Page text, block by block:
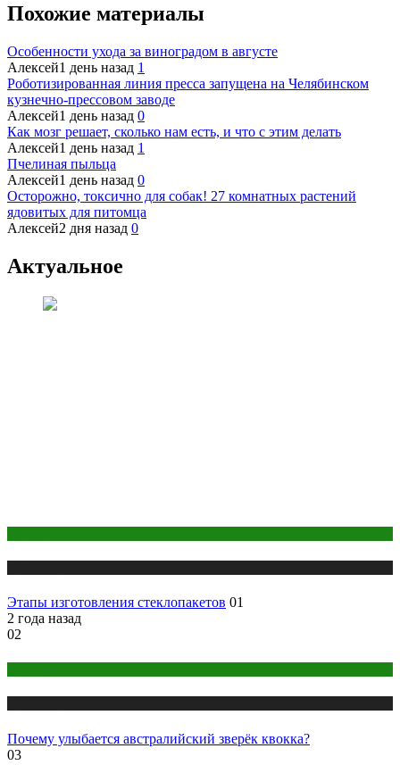
Похожие материалы
Особенности ухода за виноградом в августе
Алексей1 день назад 1
Роботизированная линия пресса запущена на Челябинском
кузнечно-прессовом заводе
Алексей1 день назад 0
Как мозг решает, сколько нам есть, и что с этим делать
Алексей1 день назад 1
Пчелиная пыльца
Алексей1 день назад 0
Осторожно, токсично для собак! 27 комнатных растений
ядовитых для питомца
Алексей2 дня назад 0
Актуальное
Этапы изготовления стеклопакетов 01
2 года назад
02
Почему улыбается австралийский зверёк квокка?
03